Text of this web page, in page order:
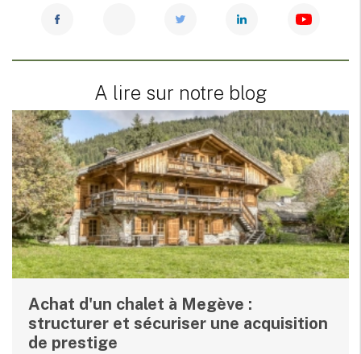
A lire sur notre blog
Achat d'un chalet à Megève :
structurer et sécuriser une acquisition
de prestige